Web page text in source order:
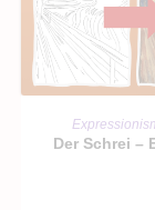
Der Schrei –